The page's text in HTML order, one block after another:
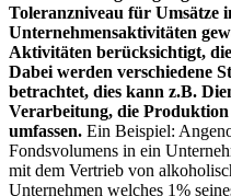
Toleranzniveau für Umsätze
Unternehmensaktivitäten
Aktivitäten berücksichtigt,
Dabei werden verschiedene
betrachtet, dies kann z.B.
Verarbeitung, die
umfassen. Ein Beispiel:
Fondsvolumens in ein
mit dem Vertrieb von
Unternehmen welches 1%